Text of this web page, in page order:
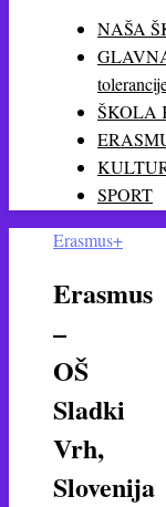
NAŠA
ŠKOLA
SPORT
Erasmus+
Erasmus
–
OŠ
Sladki
Vrh,
Slovenija